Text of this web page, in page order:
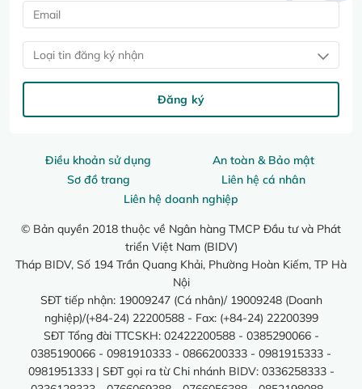
Điều khoản sử dụng
An toàn & Bảo mật
Sơ đồ trang
Liên hệ cá nhân
Liên hệ doanh nghiệp
© Bản quyền 2018 thuộc về Ngân hàng TMCP Đầu tư và Phát
triển Việt Nam (BIDV)
Tháp BIDV, Số 194 Trần Quang Khải, Phường Hoàn Kiếm, TP Hà
Nội
SĐT tiếp nhận: 19009247 (Cá nhân)/ 19009248 (Doanh
nghiệp)/(+84-24) 22200588 - Fax: (+84-24) 22200399
SĐT Tổng đài TTCSKH: 02422200588 - 0385290066 -
0385190066 - 0981910333 - 0866200333 - 0981915333 -
0981951333 | SĐT gọi ra từ Chi nhánh BIDV: 0336258333 -
Loại tin đăng ký nhận
Đăng ký